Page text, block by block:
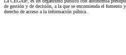
de gestión y de decisión, a la que se encomienda el fomento
derecho de acceso a la información púbica.